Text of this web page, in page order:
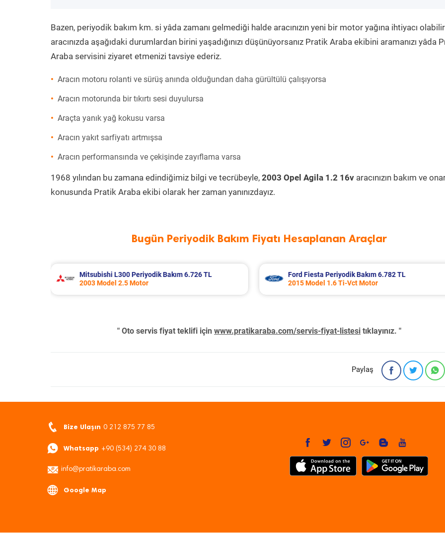
Bazen, periyodik bakım km. si yâda zamanı gelmediği halde aracınızın yeni bir motor yağına ihtiyacı
aracınızda aşağıdaki durumlardan birini yaşadığınızı düşünüyorsanız Pratik Araba ekibini aramanızı yâda
Araba servisini ziyaret etmenizi tavsiye ederiz.
Aracın motoru rolanti ve sürüş anında olduğundan daha gürültülü çalışıyorsa
Aracın motorunda bir tıkırtı sesi duyulursa
Araçta yanık yağ kokusu varsa
Aracın yakıt sarfiyatı artmışsa
Aracın performansında ve çekişinde zayıflama varsa
1968 yılından bu zamana edindiğimiz bilgi ve tecrübeyle, 2003 Opel Agila 1.2 16v aracınızın bakım ve
konusunda Pratik Araba ekibi olarak her zaman yanınızdayız.
Bugün Periyodik Bakım Fiyatı Hesaplanan Araçlar
Ford Fiesta Periyodik Bakım 6.782 TL
2015 Model 1.6 Ti-Vct Motor
Renault Master Periyodik Bakım 6.431 TL
2005 Model 2.5 Dci Motor
" Oto servis fiyat teklifi için www.pratikaraba.com/servis-fiyat-listesi tıklayınız. "
Paylaş
Bize Ulaşın 0 212 875 77 85
Whatsapp +90 (534) 274 30 88
info@pratikaraba.com
Google Map